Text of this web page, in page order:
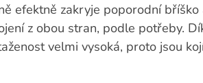
efektně zakryje poporodní bříško
z obou stran, podle potřeby.
velmi vysoká, proto jsou